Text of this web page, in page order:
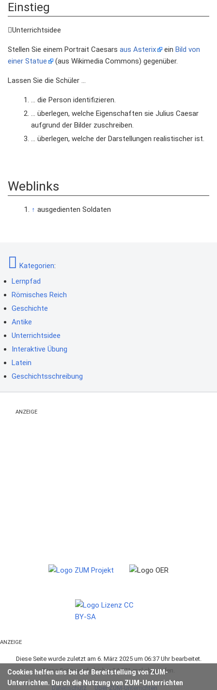
Einstieg
Unterrichtsidee
Stellen Sie einem Portrait Caesars aus Asterix ein Bild von
einer Statue
(aus Wikimedia Commons) gegenüber.
Lassen Sie die Schüler …
… die Person identifizieren.
… überlegen, welche Eigenschaften sie Julius Caesar
aufgrund der Bilder zuschreiben.
… überlegen, welche der Darstellungen realistischer ist.
Weblinks
↑ ausgedienten Soldaten
Kategorien:
Lernpfad
Römisches Reich
Geschichte
Antike
Unterrichtsidee
Interaktive Übung
Latein
Geschichtsschreibung
Cookies helfen uns bei der Bereitstellung von ZUM-
Unterrichten. Durch die Nutzung von ZUM-Unterrichten
ANZEIGE
ANZEIGE
Diese Seite wurde zuletzt am 6. März 2025 um 06:37 Uhr bearbeitet.
Diese Seite wurde bisher 24.571-mal abgerufen.
Datenschutz Über ZUM-Unterrichten